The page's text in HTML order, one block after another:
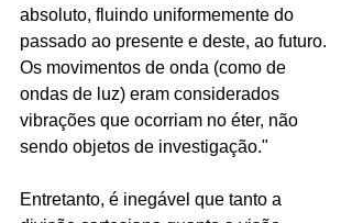
absoluto, fluindo uniformemente do
passado ao presente e deste, ao futuro.
Os movimentos de onda (como de
ondas de luz) eram considerados
vibrações que ocorriam no éter, não
sendo objetos de investigação."
Entretanto, é inegável que tanto a